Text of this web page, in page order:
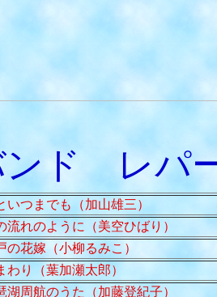
ンド レ
つまでも（加山雄三）
れのように（美空ひばり）
花嫁（小柳るみこ）
り（葉加瀬太郎）
周航のうた（加藤登紀子）